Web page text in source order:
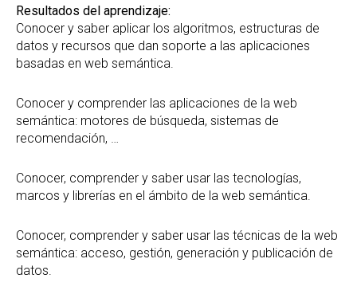
Resultados del aprendizaje:
Conocer y saber aplicar los algoritmos, estructuras de
datos y recursos que dan soporte a las aplicaciones
basadas en web semántica.
Conocer y comprender las aplicaciones de la web
semántica: motores de búsqueda, sistemas de
recomendación, …
Conocer, comprender y saber usar las tecnologías,
marcos y librerías en el ámbito de la web semántica.
Conocer, comprender y saber usar las técnicas de la web
semántica: acceso, gestión, generación y publicación de
datos.